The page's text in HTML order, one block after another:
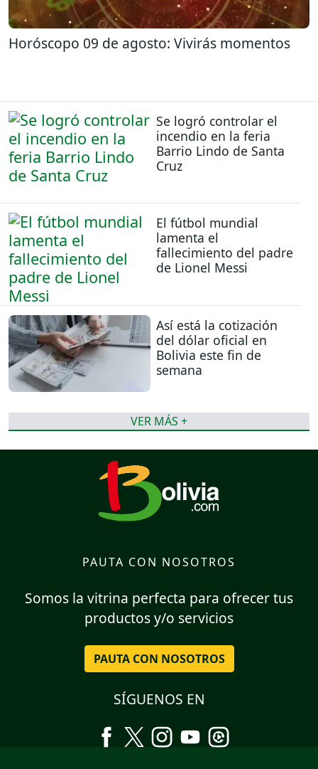
Horóscopo 09 de agosto: Vivirás momentos
Se logró controlar el
incendio en la feria
Barrio Lindo de Santa
Cruz
El fútbol mundial
lamenta el
fallecimiento del padre
de Lionel Messi
Así está la cotización
del dólar oficial en
Bolivia este fin de
semana
VER MÁS +
PAUTA CON NOSOTROS
Somos la vitrina perfecta para ofrecer tus
productos y/o servicios
PAUTA CON NOSOTROS
SÍGUENOS EN